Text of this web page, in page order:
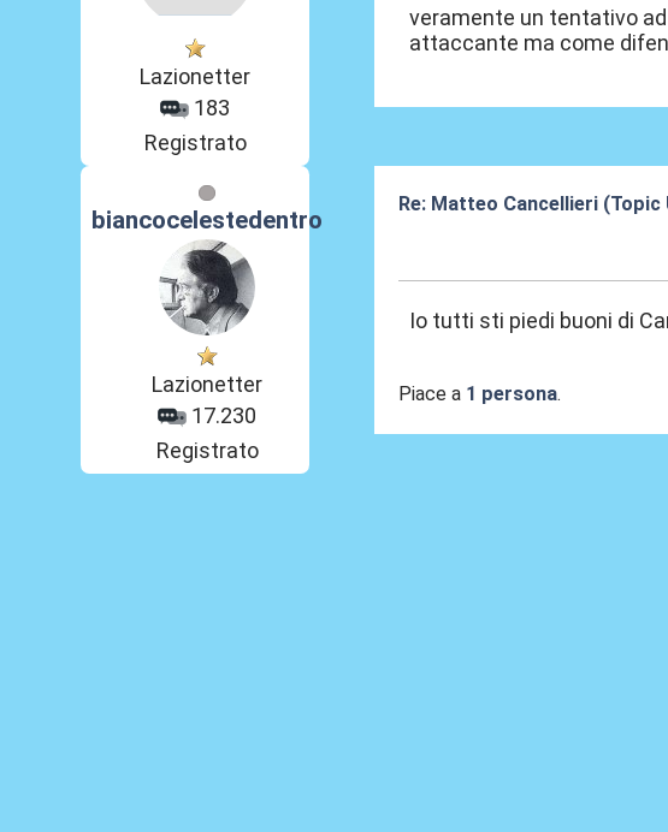
Lazionetter
183
Registrato
veramente un tentativo
attaccante ma come
biancocelestedentro
Lazionetter
17.230
Registrato
Re: Matteo Cancellieri (Topic
Io tutti sti piedi buoni di
Piace a 1 persona.